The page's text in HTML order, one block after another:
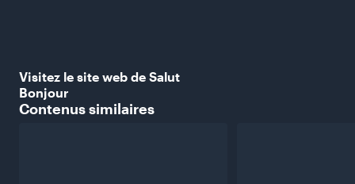
Visitez le site web de Salut
Bonjour
Contenussimilaires